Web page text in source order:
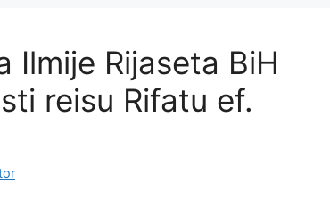
Ilmije Rijaseta BiH
reisu Rifatu ef.